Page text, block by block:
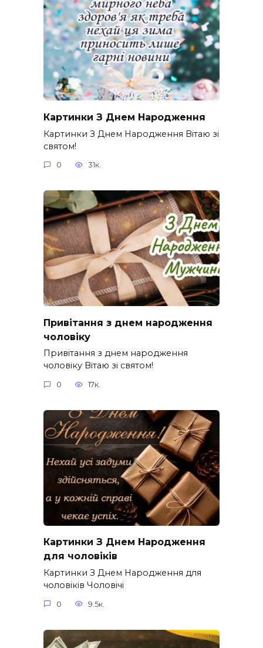
Картинки З Днем Народження
Картинки З Днем Народження Вітаю зі
святом!
0 31к.
Привітання з днем народження
чоловіку
Привітання з днем народження
чоловіку Вітаю зі святом!
0 17к.
Картинки З Днем Народження
для чоловіків​
Картинки З Днем Народження для
чоловіків​ Чоловічі
0 9.5к.